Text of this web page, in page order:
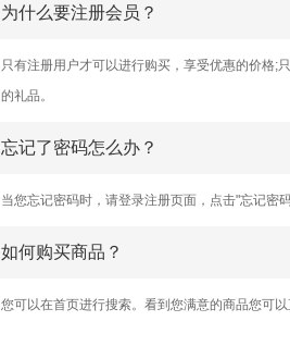
为什么要注册会员？
只有注册用户才可以进行购买，享受优惠的价格;
的礼品。
忘记了密码怎么办？
当您忘记密码时，请登录注册页面，点击"忘记密
如何购买商品？
您可以在首页进行搜索。看到您满意的商品您可